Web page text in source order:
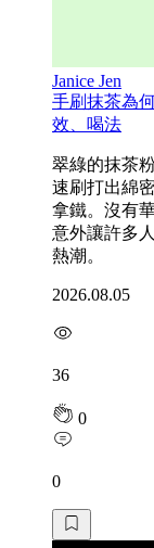
Janice Jen
手刷抹茶為
效、喝法
翠綠的抹茶
速刷打出綿
拿鐵。沒有
意外讓許多
熱潮。
2026.08.05
36
0
0